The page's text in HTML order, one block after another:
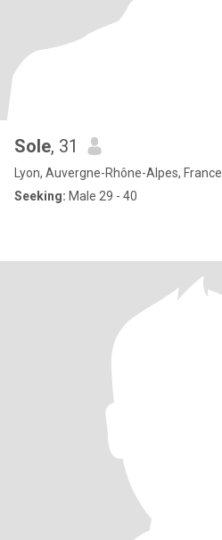
Sole, 31
Lyon, Auvergne-Rhône-Alpes, France
Seeking: Male 29 - 40